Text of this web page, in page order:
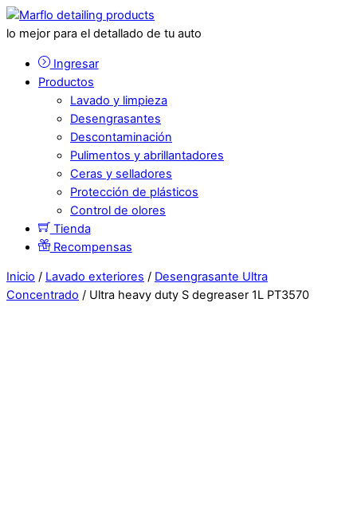
lo mejor para el detallado de tu auto
Ingresar
Productos
Lavado y limpieza
Desengrasantes
Descontaminación
Pulimentos y abrillantadores
Ceras y selladores
Protección de plásticos
Control de olores
Tienda
Recompensas
Inicio / Lavado exteriores / Desengrasante Ultra
Concentrado / Ultra heavy duty S degreaser 1L PT3570